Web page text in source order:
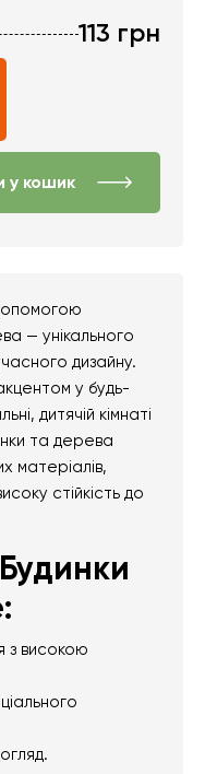
113 грн
у кошик
— унікального
дизайну.
у будь-
дитячій кімнаті
та дерева
матеріалів,
стійкість до
з високою